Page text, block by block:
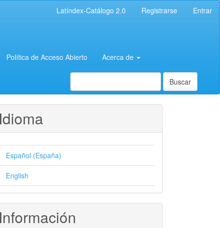
Latíndex-Catálogo 2.0 Registrarse Entrar
Política de Acceso Abierto Acerca de
Buscar
Español (España)
English